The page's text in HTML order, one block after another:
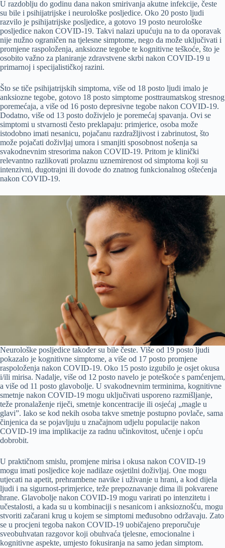
U razdoblju do godinu dana nakon smirivanja akutne infekcije, česte
su bile i psihijatrijske i neurološke posljedice. Oko 20 posto ljudi
razvilo je psihijatrijske posljedice, a gotovo 19 posto neurološke
posljedice nakon COVID-19. Takvi nalazi upućuju na to da oporavak
nije nužno ograničen na tjelesne simptome, nego da može uključivati i
promjene raspoloženja, anksiozne tegobe te kognitivne teškoće, što je
osobito važno za planiranje zdravstvene skrbi nakon COVID-19 u
primarnoj i specijalističkoj razini.
Što se tiče psihijatrijskih simptoma, više od 18 posto ljudi imalo je
anksiozne tegobe, gotovo 18 posto simptome posttraumatskog stresnog
poremećaja, a više od 16 posto depresivne tegobe nakon COVID-19.
Dodatno, više od 13 posto doživjelo je poremećaj spavanja. Ovi se
simptomi u stvarnosti često preklapaju: primjerice, osoba može
istodobno imati nesanicu, pojačanu razdražljivost i zabrinutost, što
može pojačati doživljaj umora i smanjiti sposobnost nošenja sa
svakodnevnim stresorima nakon COVID-19. Pritom je klinički
relevantno razlikovati prolaznu uznemirenost od simptoma koji su
intenzivni, dugotrajni ili dovode do znatnog funkcionalnog oštećenja
nakon COVID-19.
Neurološke posljedice također su bile česte. Više od 19 posto ljudi
pokazalo je kognitivne simptome, a više od 17 posto promjene
raspoloženja nakon COVID-19. Oko 15 posto izgubilo je osjet okusa
i/ili mirisa. Nadalje, više od 12 posto navelo je poteškoće s pamćenjem,
a više od 11 posto glavobolje. U svakodnevnim terminima, kognitivne
smetnje nakon COVID-19 mogu uključivati usporeno razmišljanje,
teže pronalaženje riječi, smetnje koncentracije ili osjećaj „magle u
glavi”. Iako se kod nekih osoba takve smetnje postupno povlače, sama
činjenica da se pojavljuju u značajnom udjelu populacije nakon
COVID-19 ima implikacije za radnu učinkovitost, učenje i opću
dobrobit.
U praktičnom smislu, promjene mirisa i okusa nakon COVID-19
mogu imati posljedice koje nadilaze osjetilni doživljaj. One mogu
utjecati na apetit, prehrambene navike i uživanje u hrani, a kod dijela
ljudi i na sigurnost-primjerice, teže prepoznavanje dima ili pokvarene
hrane. Glavobolje nakon COVID-19 mogu varirati po intenzitetu i
učestalosti, a kada su u kombinaciji s nesanicom i anksioznošću, mogu
stvoriti začarani krug u kojem se simptomi međusobno održavaju. Zato
se u procjeni tegoba nakon COVID-19 uobičajeno preporučuje
sveobuhvatan razgovor koji obuhvaća tjelesne, emocionalne i
kognitivne aspekte, umjesto fokusiranja na samo jedan simptom.